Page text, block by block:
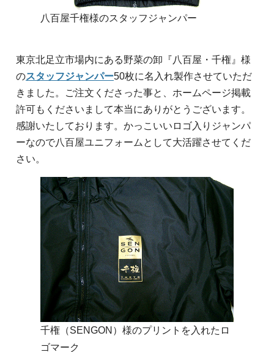
八百屋千権様のスタッフジャンパー
東京北足立市場内にある野菜の卸『八百屋・千権』様
のスタッフジャンパー50枚に名入れ製作させていただ
きました。ご注文くださった事と、ホームページ掲載
許可もくださいまして本当にありがとうございます。
感謝いたしております。かっこいいロゴ入りジャンパ
ーなので八百屋ユニフォームとして大活躍させてくだ
さい。
千権（SENGON）様のプリントを入れたロ
ゴマーク